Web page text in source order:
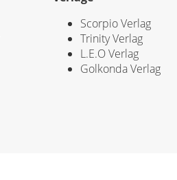
Scorpio Verlag
Trinity Verlag
L.E.O Verlag
Golkonda Verlag